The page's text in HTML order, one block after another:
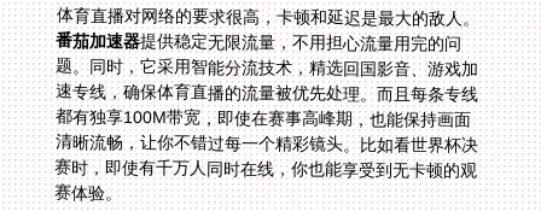
体育直播对网络的要求很高，卡顿和延迟是最大的敌人。
番茄加速器提供稳定无限流量，不用担心流量用完的问
题。同时，它采用智能分流技术，精选回国影音、游戏加
速专线，确保体育直播的流量被优先处理。而且每条专线
都有独享100M带宽，即使在赛事高峰期，也能保持画面
清晰流畅，让你不错过每一个精彩镜头。比如看世界杯决
赛时，即使有千万人同时在线，你也能享受到无卡顿的观
赛体验。